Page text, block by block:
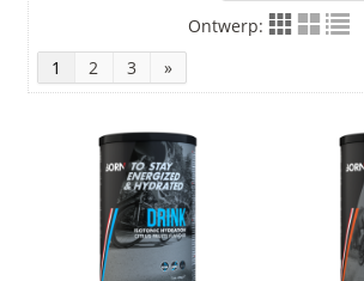
Ontwerp:
1
2 3 »